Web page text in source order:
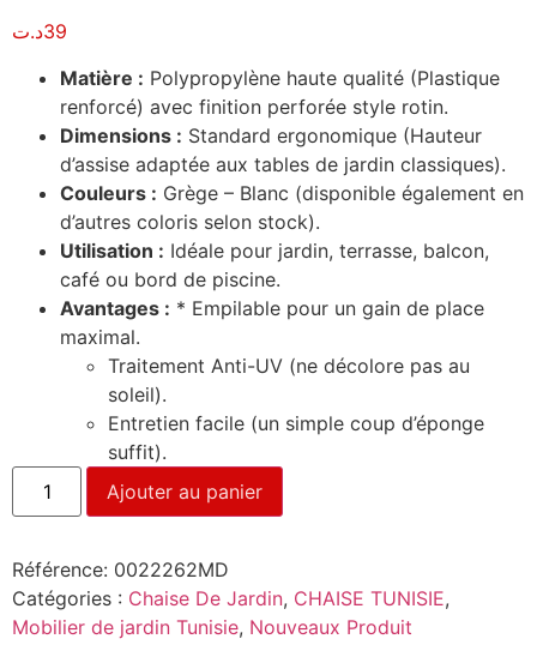
39د.ت
Matière : Polypropylène haute qualité (Plastique
renforcé) avec finition perforée style rotin.
Dimensions : Standard ergonomique (Hauteur
d’assise adaptée aux tables de jardin classiques).
Couleurs : Grège – Blanc (disponible également en
d’autres coloris selon stock).
Utilisation : Idéale pour jardin, terrasse, balcon,
café ou bord de piscine.
Avantages : * Empilable pour un gain de place
maximal.
Traitement Anti-UV (ne décolore pas au
soleil).
Entretien facile (un simple coup d’éponge
suffit).
Ajouter au panier
Référence: 0022262MD
Catégories : Chaise De Jardin, CHAISE TUNISIE,
Mobilier de jardin Tunisie, Nouveaux Produit